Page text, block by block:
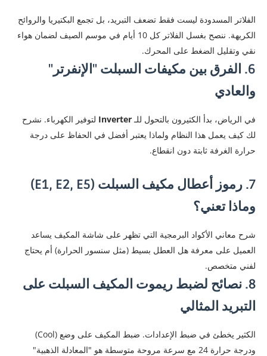
​الفلاتر المسدودة ليست فقط تضعف التبريد، بل تجمع البكتيريا والروائح
الكريهة. ننصح بغسل الفلاتر كل 10 أيام في موسم الصيف لضمان هواء
نقي وتقليل الضغط على المحرك.
​6. الفرق بين مكيفات السبلت "الإنفرتر"
والعادي
​في الرياض، بدأ الكثيرون بالتحول للـInverter لتوفير الكهرباء. نشرح
لك كيف يعمل هذا النظام ولماذا يعتبر أفضل في الحفاظ على درجة
حرارة الغرفة ثابتة دون انقطاع.
7. رموز أعطال مكيف السبلت (E1, E2, E5)
وماذا تعني؟
شرح معاني الأكواد البرمجية التي تظهر على شاشة المكيف يساعد
العميل على معرفة هل العطل بسيط (مثل سنسور الحرارة) أم يحتاج
لفني متخصص.
​8. نصائح لضبط ريموت المكيف السبلت على
التبريد المثالي
​الكثير يخطئ في ضبط الإعدادات. ضبط المكيف على وضع (Cool)
ودرجة حرارة 24 مع سرعة مروحة متوسطة هو "المعادلة الذهبية"